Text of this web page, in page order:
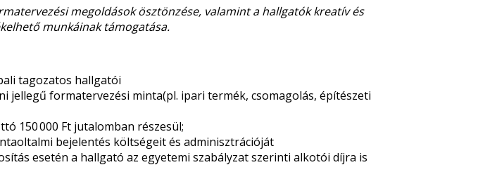
megoldások ösztönzése, valamint a hallgatók kreatív és
munkáinak támogatása.
tagozatos hallgatói
jellegű formatervezési minta(pl. ipari termék, csomagolás, építészeti
150 000 Ft jutalomban részesül;
bejelentés költségeit és adminisztrációját
esetén a hallgató az egyetemi szabályzat szerinti alkotói díjra is